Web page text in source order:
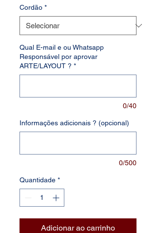
Cordão *
Qual E-mail e ou Whatsapp
Responsável por aprovar
ARTE/LAYOUT ? *
0/40
Informações adicionais ? (opcional)
0/500
Quantidade *
Adicionar ao carrinho